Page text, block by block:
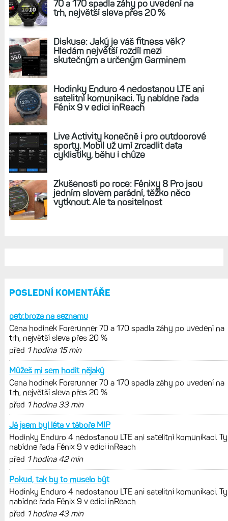
hodinek v nové verzi
trh, největší sleva přes 20 %
Diskuse: Jaký je váš fitness věk?
Hledám největší rozdíl mezi
skutečným a určeným Garminem
Hodinky Enduro 4 nedostanou LTE ani
satelitní komunikaci. Ty nabídne řada
Fénix 9 v edici inReach
Live Activity konečně i pro outdoorové
sporty. Mobil už umí zrcadlit data
cyklistiky, běhu i chůze
Zkušenosti po roce: Fénixy 8 Pro jsou
jedním slovem parádní, těžko něco
vytknout. Ale ta nositelnost